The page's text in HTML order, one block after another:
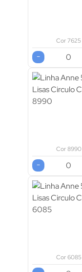
Cor 7625
-
Cor 8990
-
Cor 6085